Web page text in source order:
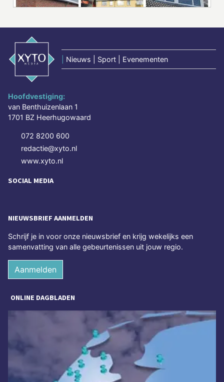
Nieuws | Sport | Evenementen
Hoofdvestiging:
van Benthuizenlaan 1
1701 BZ Heerhugowaard
072 8200 600
redactie@xyto.nl
www.xyto.nl
SOCIAL MEDIA
NIEUWSBRIEF AANMELDEN
Schrijf je in voor onze nieuwsbrief en krijg wekelijks een
samenvatting van alle gebeurtenissen uit jouw regio.
Aanmelden
ONLINE DAGBLADEN